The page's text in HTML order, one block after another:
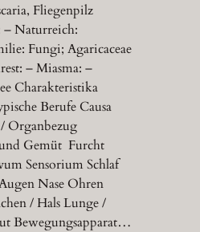
Fliegenpilz
– Naturreich:
Fungi; Agaricaceae
– Miasma: –
Charakteristika
Berufe Causa
Organbezug
Gemüt Furcht
Sensorium Schlaf
Nase Ohren
/ Hals Lunge /
Bewegungsapparat…